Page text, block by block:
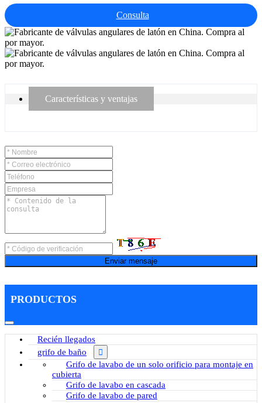
Consulta
Características y ventajas
Enviar mensaje
PRODUCTOS
Recién llegados
grifo de baño
Grifo de lavabo de un solo orificio para montaje en
cubierta
Grifo de lavabo en cascada
Grifo de lavabo de pared